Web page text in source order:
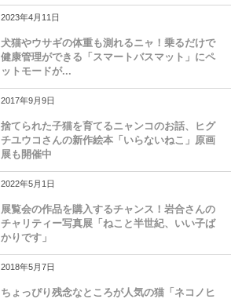
2023年4月11日
犬猫やウサギの体重も測れるニャ！乗るだけで
健康管理ができる「スマートバスマット」にペ
ットモードが...
2017年9月9日
捨てられた子猫を育てるニャンコのお話、ヒグ
チユウコさんの新作絵本「いらないねこ」原画
展も開催中
2022年5月1日
展覧会の作品を購入するチャンス！岩合さんの
チャリティー写真展「ねこと半世紀、いい子ば
かりです」
2018年5月7日
ちょっぴり残念なところが人気の猫「ネコノヒ